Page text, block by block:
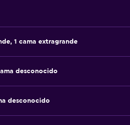
1 cama extragrande
desconocido
desconocido